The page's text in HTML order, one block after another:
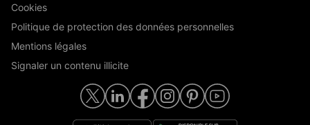
Cookies
Politique de protection des données personnelles
Mentions légales
Signaler un contenu illicite